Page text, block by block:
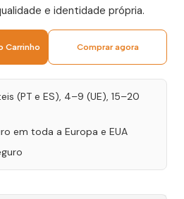
e identidade própria.
Carrinho Comprar agora
(PT e ES), 4–9 (UE), 15–20
em toda a Europa e EUA